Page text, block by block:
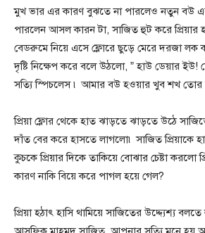
মুখ ভার এর কারণ বুঝতে না পারলেও নতুন বউ
পারলেন আসল কারন টা, সাজিত হুট করে প্রিয়ার
বেডরুমে নিয়ে এসে ফ্লোরে ছুড়ে মেরে দরজা লক
দৃষ্টি নিক্ষেপ করে বলে উঠলো, ” হাউ ডেয়ার
সত্যি স্পিচলেস ৷ আমার বউ হওয়ার খুব শখ তোর
প্রিয়া ফ্লোর থেকে হাত ঝাড়তে ঝাড়তে উঠে
দাঁত বের করে হাসতে লাগলো৷ সাজিত প্রিয়াকে
কুচকে প্রিয়ার দিকে তাকিয়ে বোঝার চেষ্টা করলো
কারণ নাকি বিয়ে করে পাগল হয়ে গেল?
প্রিয়া হঠাৎ হাসি থামিয়ে সাজিতের উদ্দ্যেশ্য